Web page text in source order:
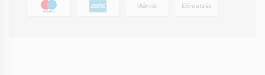
Utánvét Előre utalás